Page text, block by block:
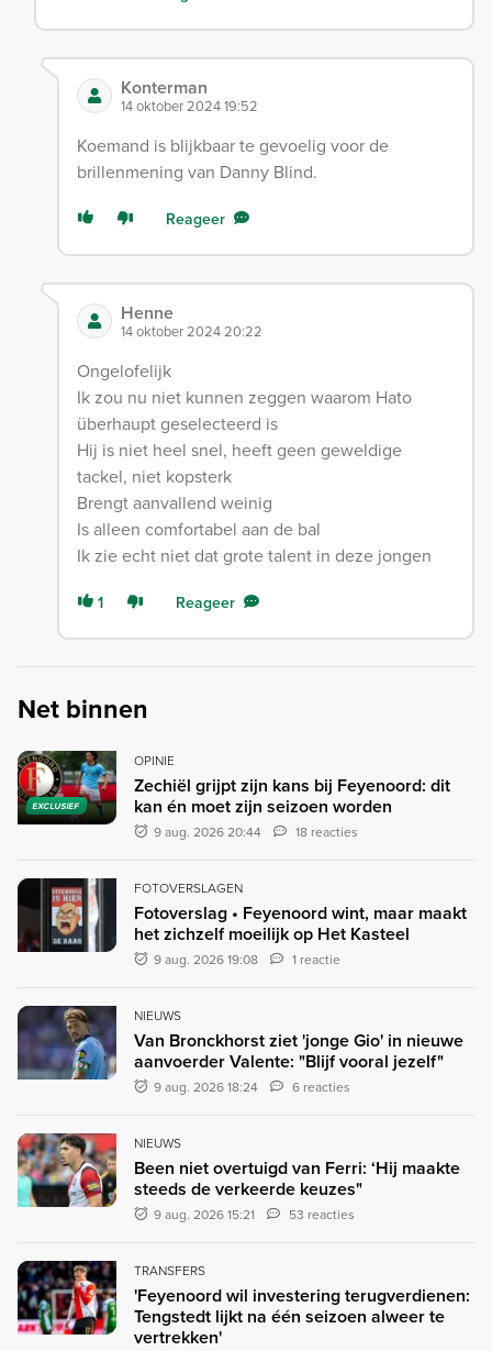
Konterman
14 oktober 2024 19:52
Koemand is blijkbaar te gevoelig voor de
brillenmening van Danny Blind.
Reageer
Henne
14 oktober 2024 20:22
Ongelofelijk
Ik zou nu niet kunnen zeggen waarom Hato
überhaupt geselecteerd is
Hij is niet heel snel, heeft geen geweldige
tackel, niet kopsterk
Brengt aanvallend weinig
Is alleen comfortabel aan de bal
Ik zie echt niet dat grote talent in deze jongen
1 Reageer
Net binnen
EXCLUSIEF
OPINIE
Zechiël grijpt zijn kans bij Feyenoord: dit
kan én moet zijn seizoen worden
9 aug. 2026 20:44 18 reacties
FOTOVERSLAGEN
Fotoverslag • Feyenoord wint, maar maakt
het zichzelf moeilijk op Het Kasteel
9 aug. 2026 19:08 1 reactie
NIEUWS
Van Bronckhorst ziet 'jonge Gio' in nieuwe
aanvoerder Valente: "Blijf vooral jezelf"
9 aug. 2026 18:24 6 reacties
NIEUWS
Been niet overtuigd van Ferri: ‘Hij maakte
steeds de verkeerde keuzes"
9 aug. 2026 15:21 53 reacties
TRANSFERS
'Feyenoord wil investering terugverdienen:
Tengstedt lijkt na één seizoen alweer te
vertrekken'